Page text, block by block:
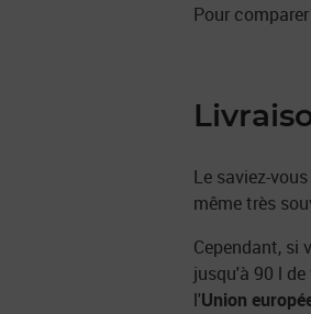
Pour
Le saviez-
même très
Cependant, si
jusqu'à 90 l
l'Union